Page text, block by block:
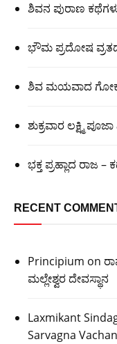
ಶಿವನ ಪುರಾಣ
ಭೌಮ ಪ್ರದೋಷ
ಶಿವ ಮಯವಾದ
ಶುಕ್ರವಾರ ಲಕ್ಷ್ಮಿ
ಭಕ್ತ ಪ್ರಹ್ಲಾದ ರಾಜ –
RECENT
Principium on
ಮಲ್ಲೇಶ್ವರ ದೇವಸ್ಥಾನ
Laxmikant
Sarvagna